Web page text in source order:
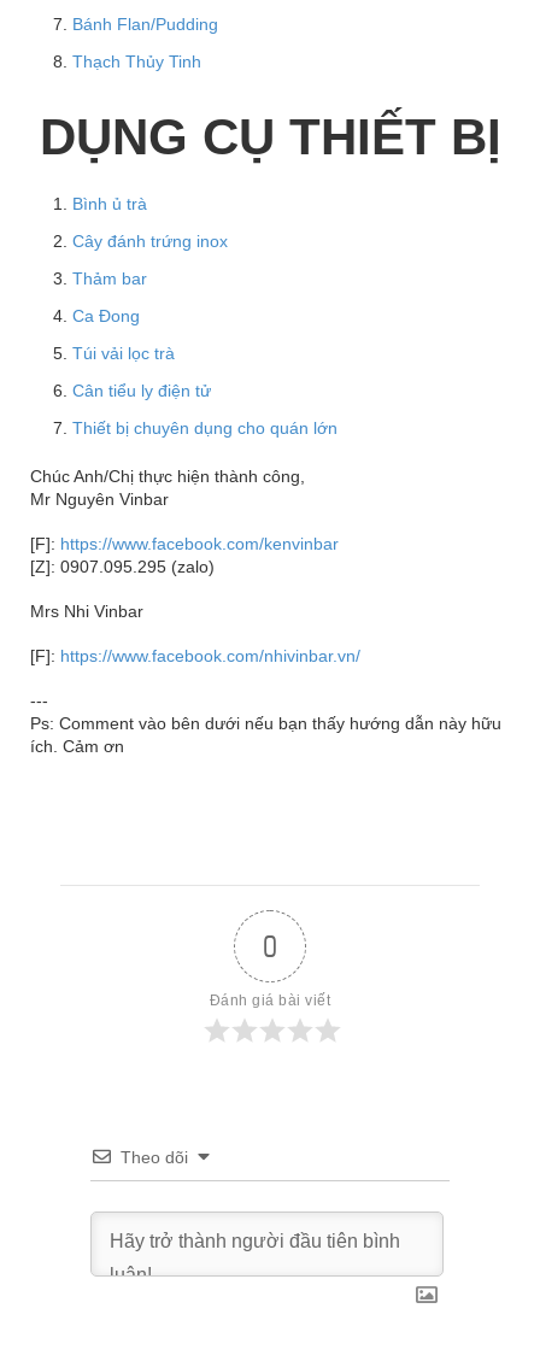
Bánh Flan/Pudding
Thạch Thủy Tinh
DỤNG CỤ THIẾT BỊ
Bình ủ trà
Cây đánh trứng inox
Thảm bar
Ca Đong
Túi vải lọc trà
Cân tiểu ly điện tử
Thiết bị chuyên dụng cho quán lớn
Chúc Anh/Chị thực hiện thành công,
Mr Nguyên Vinbar
[F]: https://www.facebook.com/kenvinbar
[Z]: 0907.095.295 (zalo)
Mrs Nhi Vinbar
[F]: https://www.facebook.com/nhivinbar.vn/
---
Ps: Comment vào bên dưới nếu bạn thấy hướng dẫn này hữu
ích. Cảm ơn
0
Đánh giá bài viết
Theo dõi